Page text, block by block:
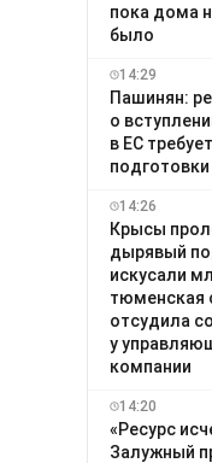
пока дома
было
14:29
Пашинян:
о
в ЕС требует
подготовки
14:26
Крысы
дырявый
искусали
тюменская
отсудила
у
компании
14:20
«Ресурс
Залужный